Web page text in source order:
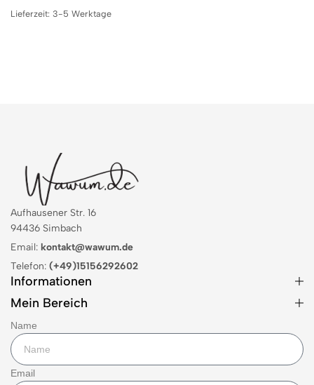
Lieferzeit: 3-5 Werktage
Aufhausener Str. 16
94436 Simbach
Email: kontakt@wawum.de
Telefon: (+49)15156292602
Informationen
Mein Bereich
Name
Email